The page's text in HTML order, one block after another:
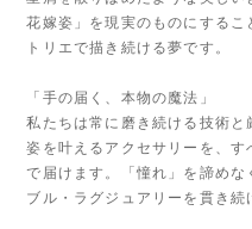
花嫁姿」を現実のものにする
トリエで描き続ける夢です。
「手の届く、本物の魔法」
私たちは常に磨き続ける技術
姿を叶えるアクセサリーを、
で届けます。「憧れ」を諦め
ブル・ラグジュアリーを貫き続